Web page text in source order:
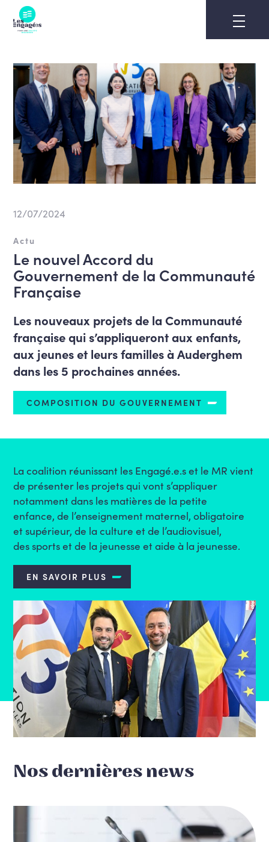
content
12/07/2024
Actu
Le nouvel Accord du
Gouvernement de la Communauté
Française
Les nouveaux projets de la Communauté
française qui s’appliqueront aux enfants,
aux jeunes et leurs familles à Auderghem
dans les 5 prochaines années.
COMPOSITION DU GOUVERNEMENT
La coalition réunissant les Engagé.e.set le MR vient
de présenter les projets qui vont s’appliquer
notamment dans les matières de la petite
enfance, de l’enseignement maternel, obligatoire
et supérieur, de laculture et de l’audiovisuel,
des sportset de la jeunesse et aide à la jeunesse.
EN SAVOIR PLUS
Nos dernières news